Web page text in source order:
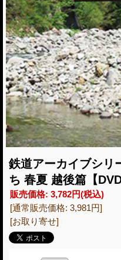
鉄道アーカイブシ
ち 春夏 越後篇【
販売価格: 3,782円(税込)
[通常販売価格: 3,981円]
[お取り寄せ]